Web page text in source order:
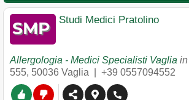
Studi Medici Pratolino
Allergologia - Medici Specialisti Vaglia in
555, 50036 Vaglia +39 0557094552